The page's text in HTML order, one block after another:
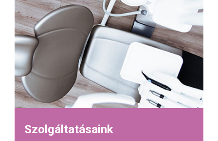
Szolgáltatásaink